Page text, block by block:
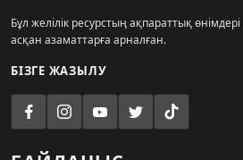
Бұл желілік ресурстың ақпараттық
асқан азаматтарға арналған.
БІЗГЕ ЖАЗЫЛУ